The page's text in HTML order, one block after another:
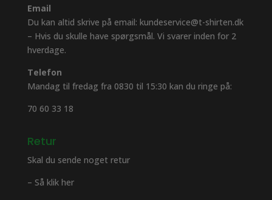
Email
Du kan altid skrive på email: kundeservice@t-shirten.dk
– Hvis du skulle have spørgsmål. Vi svarer inden for 2
hverdage.
Telefon
Mandag til fredag fra 0830 til 15:30 kan du ringe på:
70 60 33 18
Retur
Skal du sende noget retur
– Så klik her